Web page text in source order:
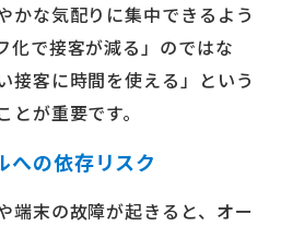
かな気配りに集中できるよう
化で接客が減る」のではな
接客に時間を使える」という
が重要です。
への依存リスク
端末の故障が起きると、オー